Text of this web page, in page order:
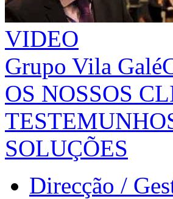
VIDEO
Grupo Vila Galé
OS NOSSOS
SOLUÇÕES
Direcção /